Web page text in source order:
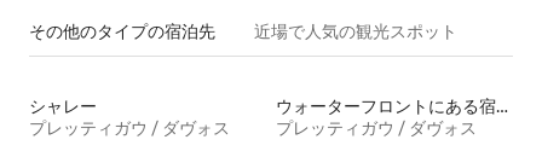
その他のタ⁠イ⁠プ⁠の宿⁠泊⁠先 近場で人気の観光スポット
シャレー
プレッティガウ / ダヴォス
ウォーターフロントにある宿泊施設
プレッティガウ / ダヴォス